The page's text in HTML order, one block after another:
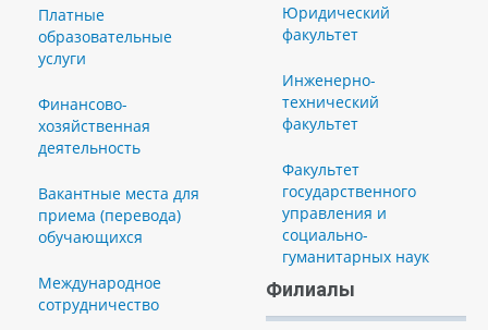
Платные
образовательные
услуги
Финансово-
хозяйственная
деятельность
Вакантные места для
приема (перевода)
обучающихся
Международное
сотрудничество
Юридический
факультет
Инженерно-
технический
факультет
Факультет
государственного
управления и
социально-
гуманитарных наук
Филиалы